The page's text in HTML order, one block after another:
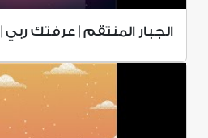
الجبار المنتقم | عرفتك